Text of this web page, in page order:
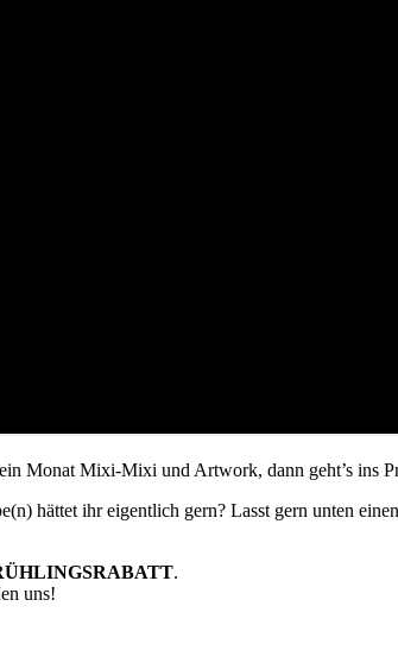
Monat Mixi-Mixi und Artwork, dann geht’s ins
hättet ihr eigentlich gern? Lasst gern unten
.
uns!